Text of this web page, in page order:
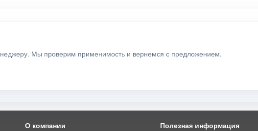
Мы проверим применимость и вернемся с предложением.
О компании Полезная информация